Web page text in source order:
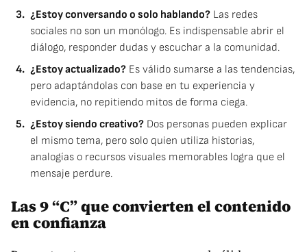
¿Estoy conversando o solo hablando? Las redes
sociales no son un monólogo. Es indispensable abrir el
diálogo, responder dudas y escuchar a la comunidad.
¿Estoy actualizado? Es válido sumarse a las tendencias,
pero adaptándolas con base en tu experiencia y
evidencia, no repitiendo mitos de forma ciega.
¿Estoy siendo creativo? Dos personas pueden explicar
el mismo tema, pero solo quien utiliza historias,
analogías o recursos visuales memorables logra que el
mensaje perdure.
Las 9 “C” que convierten el contenido
en confianza